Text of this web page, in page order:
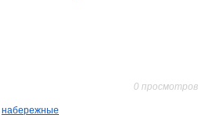
0 просмотров
набережные